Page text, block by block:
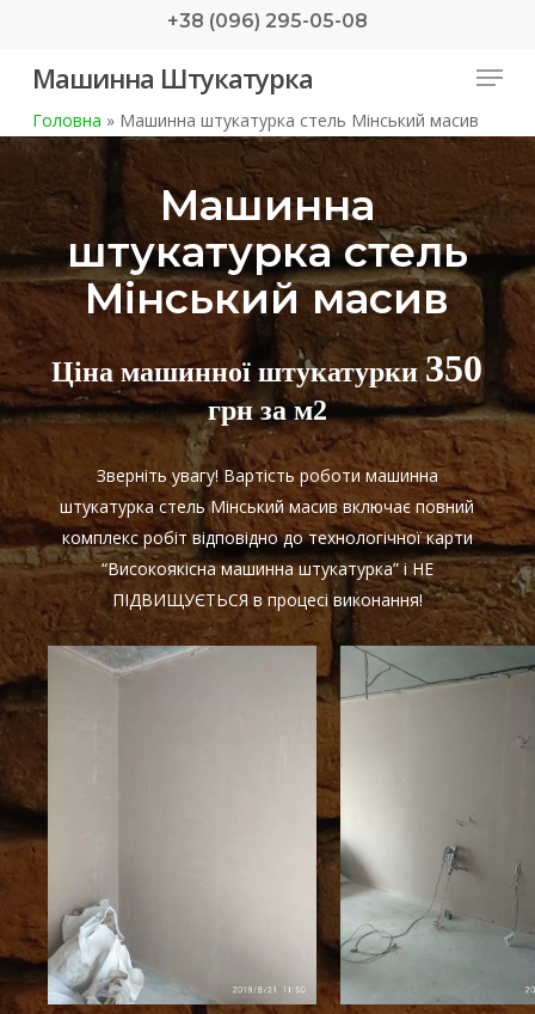
main
+38 (096) 295-05-08
Машинна Штукатурка Menu
Головна »Машинна штукатурка стель Мінський масив
Машинна
штукатурка стель
Мінський масив
Ціна машинної штукатурки350
грн за м2
Зверніть увагу! Вартість роботи машинна
штукатурка стель Мінський масив включає повний
комплекс робіт відповідно до технологічної карти
“Високоякісна машинна штукатурка” і НЕ
ПІДВИЩУЄТЬСЯ в процесі виконання!